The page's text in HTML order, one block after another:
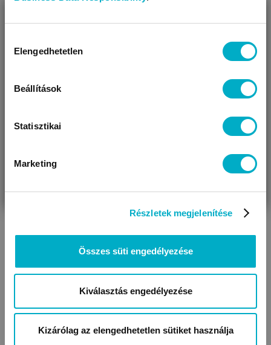
kiválasztása
Elengedhetetlen
Beállítások
Statisztikai
Marketing
Részletek megjelenítése
Összes süti engedélyezése
Kiválasztás engedélyezése
Kizárólag az elengedhetetlen sütiket használja
UV szűrős sapkák,
kalapok
Úgy látjuk, most jársz nálunk először!
VÁRANDÓS
AJÁNDÉKOT